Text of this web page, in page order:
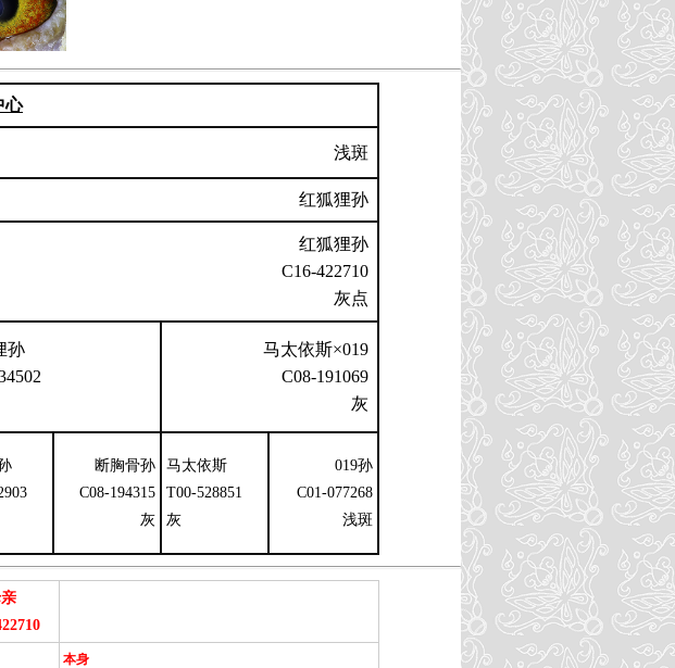
心
浅斑
红狐狸孙
红狐狸孙
C16-422710
灰点
孙
马太依斯×019
C08-191069
灰
断胸骨孙
C08-194315
灰
马太依斯
T00-528851
灰
019孙
C01-077268
浅斑
本身